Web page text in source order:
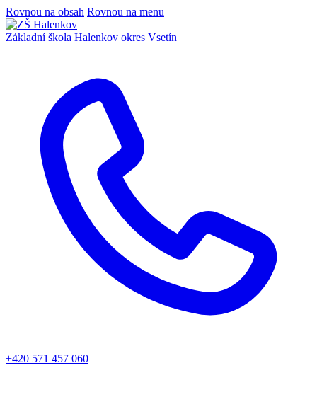
Rovnou na obsah Rovnou na menu
Základní škola Halenkov okres Vsetín
+420 571 457 060